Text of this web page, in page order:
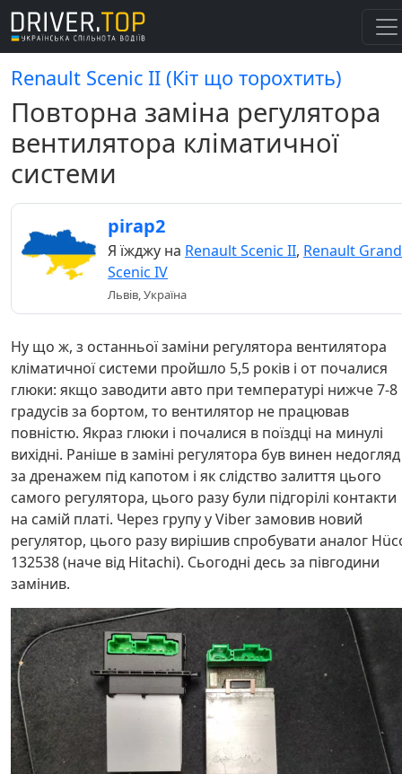
Renault Scenic II (Кіт що торохтить)
Повторна заміна регулятора
вентилятора кліматичної
системи
pirap2
Я їжджу на Renault Scenic II, Renault Grand
Scenic IV
Львів, Україна
Ну що ж, з останньої заміни регулятора вентилятора
кліматичної системи пройшло 5,5 років і от почалися
глюки: якщо заводити авто при температурі нижче 7-8
градусів за бортом, то вентилятор не працював
повністю. Якраз глюки і почалися в поїздці на минулі
вихідні. Раніше в заміні регулятора був винен недогляд
за дренажем під капотом і як слідство залиття цього
самого регулятора, цього разу були підгорілі контакти
на самій платі. Через групу у Viber замовив новий
регулятор, цього разу вирішив спробувати аналог
132538 (наче від Hitachi). Сьогодні десь за півгодини
замінив.